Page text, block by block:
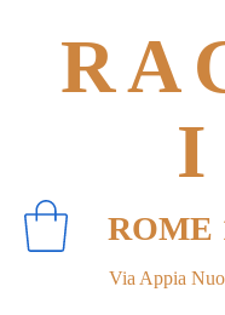
Via Appia
I
ROME